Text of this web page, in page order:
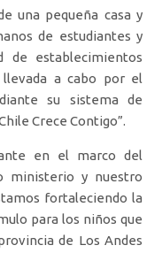
una pequeña casa y
de estudiantes y
de establecimientos
llevada a cabo por el
su sistema de
Crece Contigo”.
en el marco del
ministerio y nuestro
fortaleciendo la
para los niños que
de Los Andes